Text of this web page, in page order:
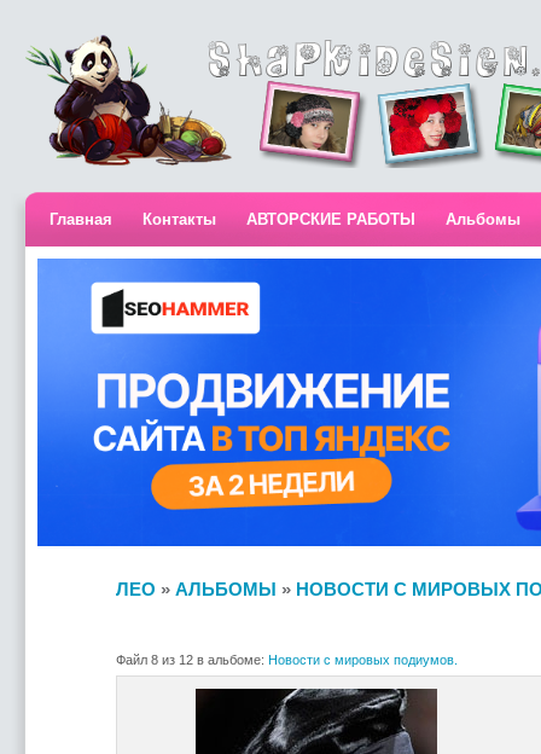
Главная Контакты АВТОРСКИЕ РАБОТЫ Альбомы
ЛЕО » АЛЬБОМЫ » НОВОСТИ С МИРОВЫХ
Файл 8 из 12 в альбоме: Новости с мировых подиумов.